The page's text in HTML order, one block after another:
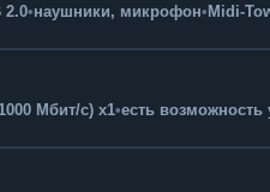
2.0•наушники, микрофон• Midi-
Мбит/с) x1•есть возможность